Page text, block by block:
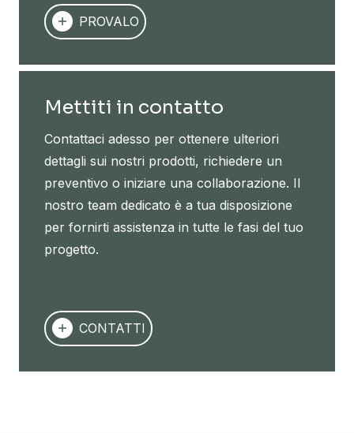
PROVALO
Mettiti in contatto
Contattaci adesso per ottenere ulteriori
dettagli sui nostri prodotti, richiedere un
preventivo o iniziare una collaborazione. Il
nostro team dedicato è a tua disposizione
per fornirti assistenza in tutte le fasi del tuo
progetto.
CONTATTI